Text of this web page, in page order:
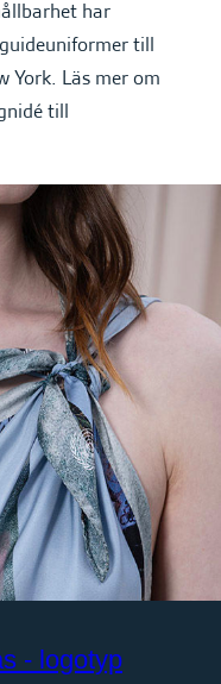
har
till
York. Läs mer om
till